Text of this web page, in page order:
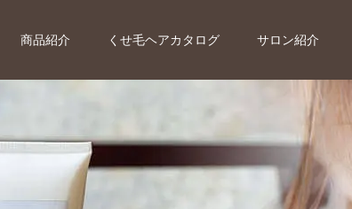
商品紹介 くせ毛ヘアカタログ サロン紹介